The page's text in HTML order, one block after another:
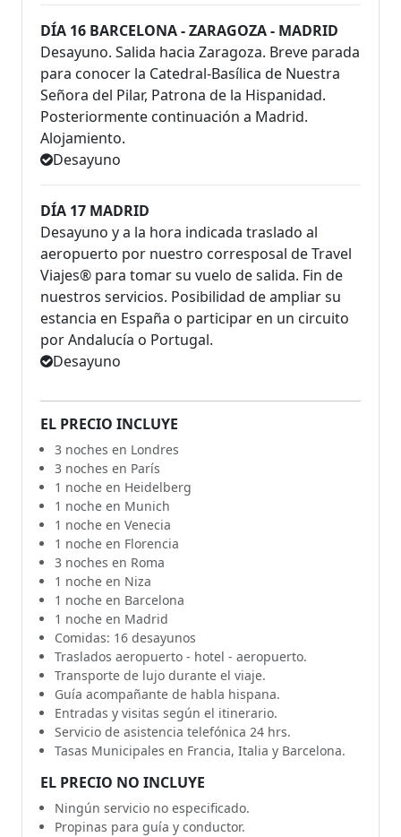
DÍA 16 BARCELONA - ZARAGOZA - MADRID
Desayuno. Salida hacia Zaragoza. Breve parada
para conocer la Catedral-Basílica de Nuestra
Señora del Pilar, Patrona de la Hispanidad.
Posteriormente continuación a Madrid.
Alojamiento.
Desayuno
DÍA 17 MADRID
Desayuno y a la hora indicada traslado al
aeropuerto por nuestro corresposal de Travel
Viajes® para tomar su vuelo de salida. Fin de
nuestros servicios. Posibilidad de ampliar su
estancia en España o participar en un circuito
por Andalucía o Portugal.
Desayuno
EL PRECIO INCLUYE
3 noches en Londres
3 noches en París
1 noche en Heidelberg
1 noche en Munich
1 noche en Venecia
1 noche en Florencia
3 noches en Roma
1 noche en Niza
1 noche en Barcelona
1 noche en Madrid
Comidas: 16 desayunos
Traslados aeropuerto - hotel - aeropuerto.
Transporte de lujo durante el viaje.
Guía acompañante de habla hispana.
Entradas y visitas según el itinerario.
Servicio de asistencia telefónica 24 hrs.
Tasas Municipales en Francia, Italia y Barcelona.
EL PRECIO NO INCLUYE
Ningún servicio no especificado.
Propinas para guía y conductor.